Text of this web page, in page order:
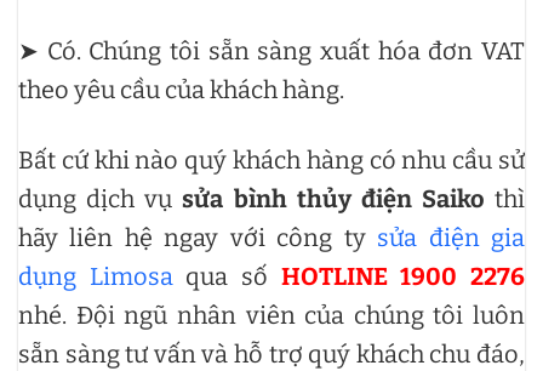
➤ Có. Chúng tôi sẵn sàng xuất hóa đơn VAT
theo yêu cầu của khách hàng.
Bất cứ khi nào quý khách hàng có nhu cầu sử
dụng dịch vụsửa bình thủy điện Saiko thì
hãy liên hệ ngay với công ty sửa điện gia
dụng Limosaqua số HOTLINE 1900 2276
nhé. Đội ngũ nhân viên của chúng tôi luôn
sẵn sàng tư vấn và hỗ trợ quý khách chu đáo,